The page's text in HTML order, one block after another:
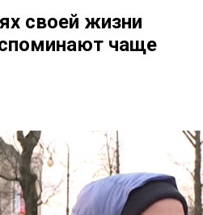
своей жизни
чаще